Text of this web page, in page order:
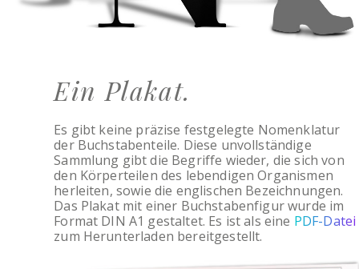
Ein Plakat.
Es gibt keine präzise festgelegte Nomenklatur
der Buchstabenteile. Diese unvollständige
Sammlung gibt die Begriffe wieder, die sich von
den Körperteilen des lebendigen Organismen
herleiten, sowie die englischen Bezeichnungen.
Das Plakat mit einer Buchstabenfigur wurde im
Format DIN A1 gestaltet. Es ist als eine PDF-Datei
zum Herunterladen bereitgestellt.